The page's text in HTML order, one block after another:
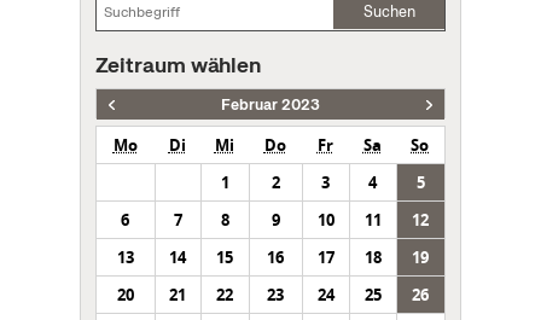
Suchen
Zeitraum wählen
Februar 2023
Mo Di Mi Do Fr Sa
So
1
2 3 4
5
6
7 8 9 10 11
12
13
14 15 16 17 18
19
20
21 22 23 24 25
26